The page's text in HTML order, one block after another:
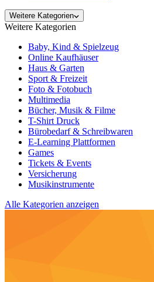
Weitere Kategorien
Weitere Kategorien
Baby, Kind & Spielzeug
Online Kaufhäuser
Haus & Garten
Sport & Freizeit
Foto & Fotobuch
Multimedia
Bücher, Musik & Filme
T-Shirt Druck
Bürobedarf & Schreibwaren
E-Learning Plattformen
Games
Tickets & Events
Versicherung
Musikinstrumente
Alle Kategorien anzeigen